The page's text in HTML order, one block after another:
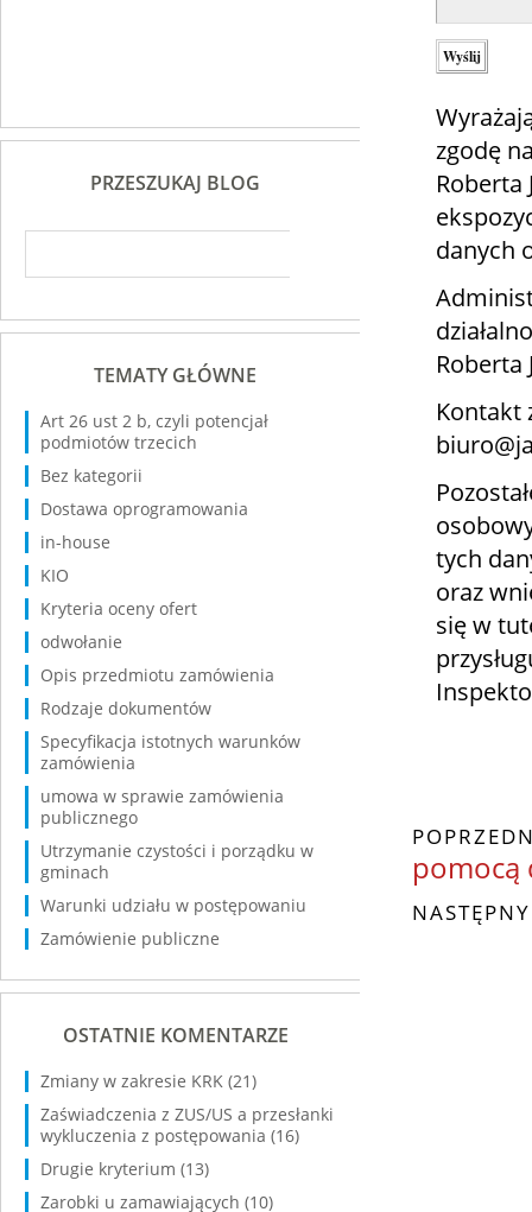
zgodę
Roberta
danych
Roberta
Kontakt
tych
oraz
się w
pomocą
PRZESZUKAJ BLOG
TEMATY GŁÓWNE
Art 26 ust 2 b, czyli potencjał
podmiotów trzecich
Bez kategorii
Dostawa oprogramowania
in-house
KIO
Kryteria oceny ofert
odwołanie
Opis przedmiotu zamówienia
Rodzaje dokumentów
Specyfikacja istotnych warunków
zamówienia
umowa w sprawie zamówienia
publicznego
Utrzymanie czystości i porządku w
gminach
Warunki udziału w postępowaniu
Zamówienie publiczne
OSTATNIE KOMENTARZE
Zmiany w zakresie KRK (21)
Zaświadczenia z ZUS/US a przesłanki
wykluczenia z postępowania (16)
Drugie kryterium (13)
Zarobki u zamawiających (10)